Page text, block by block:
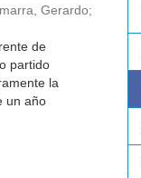
Gerardo;
de
partido
la
un año